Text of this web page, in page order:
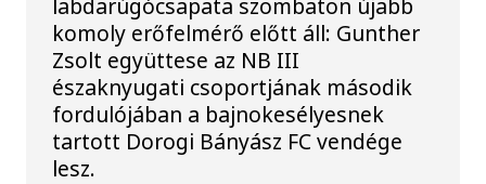
komoly erőfelmérő előtt áll: Gunther
Zsolt együttese az NB III
északnyugati csoportjának második
fordulójában a bajnokesélyesnek
tartott Dorogi Bányász FC vendége
lesz.